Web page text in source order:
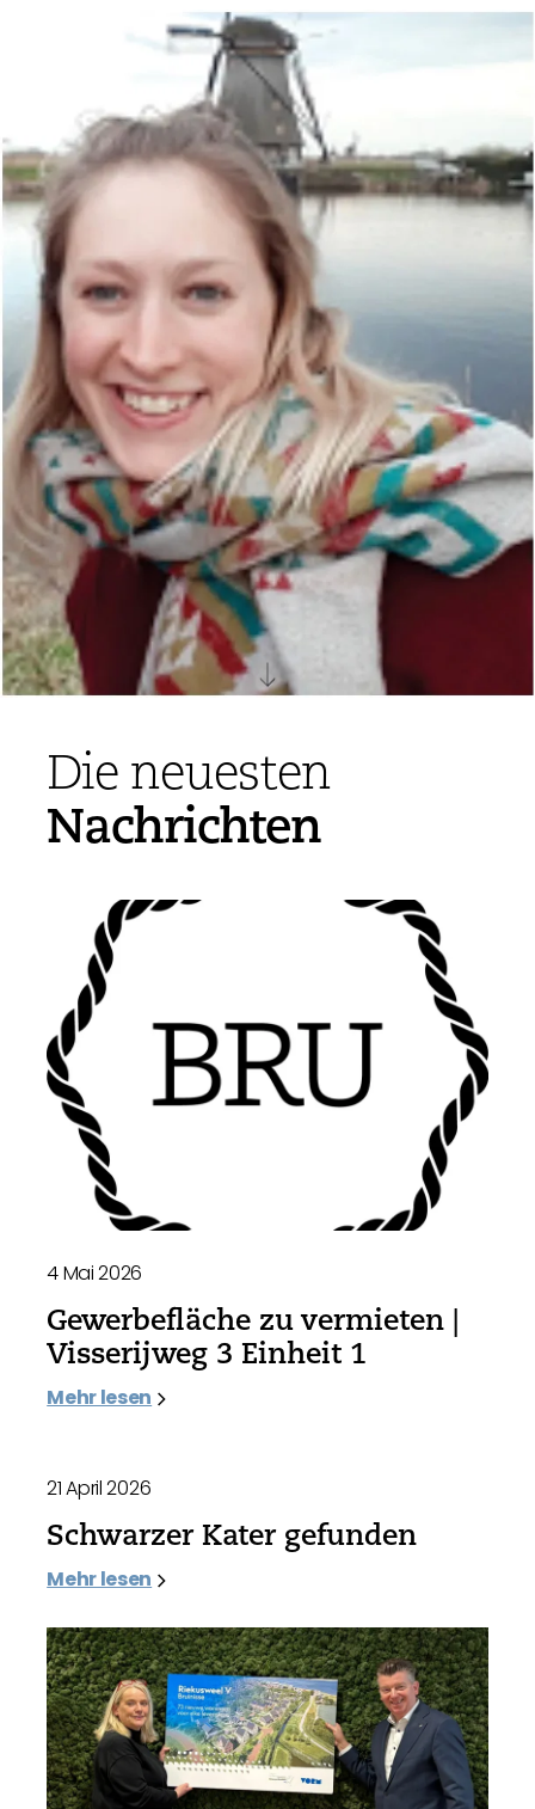
Die neuesten
Nachrichten
4 Mai 2026
Gewerbefläche zu vermieten |
Visserijweg 3 Einheit 1
Mehr lesen
21 April 2026
Schwarzer Kater gefunden
Mehr lesen